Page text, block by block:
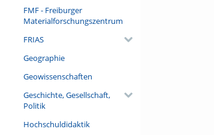
FMF - Freiburger
Materialforschungszentrum
FRIAS
Geographie
Geowissenschaften
Geschichte, Gesellschaft,
Politik
Hochschuldidaktik